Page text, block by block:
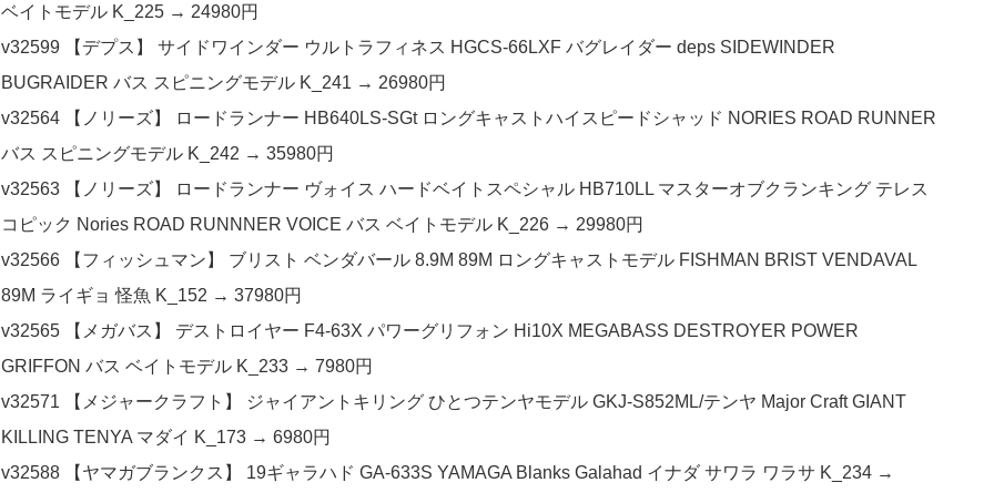
ベイトモデル K_225 → 24980円
v32599 【デプス】 サイドワインダー ウルトラフィネス HGCS-66LXF バグレイダー deps SIDEWINDER
BUGRAIDER バス スピニングモデル K_241 → 26980円
v32564 【ノリーズ】 ロードランナー HB640LS-SGt ロングキャストハイスピードシャッド NORIES ROAD RUNNER
バス スピニングモデル K_242 → 35980円
v32563 【ノリーズ】 ロードランナー ヴォイス ハードベイトスペシャル HB710LL マスターオブクランキング テレス
コピック Nories ROAD RUNNNER VOICE バス ベイトモデル K_226 → 29980円
v32566 【フィッシュマン】 ブリスト ベンダバール 8.9M 89M ロングキャストモデル FISHMAN BRIST VENDAVAL
89M ライギョ 怪魚 K_152 → 37980円
v32565 【メガバス】 デストロイヤー F4-63X パワーグリフォン Hi10X MEGABASS DESTROYER POWER
GRIFFON バス ベイトモデル K_233 → 7980円
v32571 【メジャークラフト】 ジャイアントキリング ひとつテンヤモデル GKJ-S852ML/テンヤ Major Craft GIANT
KILLING TENYA マダイ K_173 → 6980円
v32588 【ヤマガブランクス】 19ギャラハド GA-633S YAMAGA Blanks Galahad イナダ サワラ ワラサ K_234 →